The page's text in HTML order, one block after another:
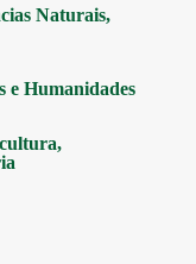
Naturais,
e Humanidades